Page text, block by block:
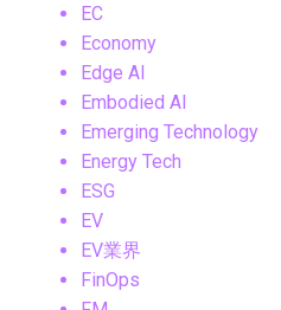
EC
Economy
Edge AI
Embodied AI
Emerging Technology
Energy Tech
ESG
EV
EV業界
FinOps